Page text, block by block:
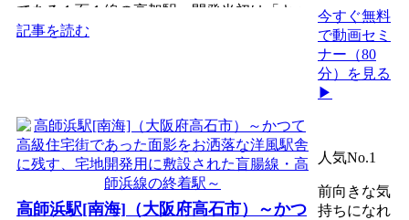
である１面１線の高架駅。開発当初は「キャ
ラバシ園」と呼ばれる...
記事を読む
高師浜駅[南海]（大阪府高石市）～かつ
今すぐ無料
で動画セミ
ナー（80
分）を見る
▶
人気No.1
前向きな気
持ちになれ